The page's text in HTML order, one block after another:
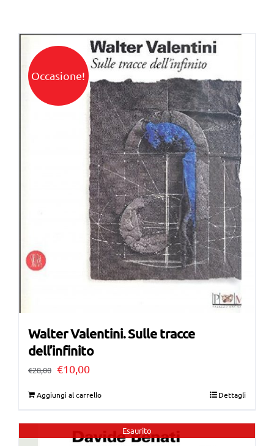
Occasione!
Walter Valentini. Sulle tracce
dell’infinito
€28,00 Il
era:
€10,00Il
è:
Aggiungi al carrello Dettagli
Esaurito